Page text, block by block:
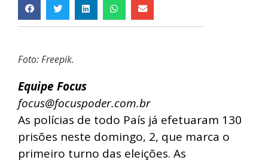
Foto: Freepik.
Equipe Focus
focus@focuspoder.com.br
As polícias de todo País já efetuaram 130
prisões neste domingo, 2, que marca o
primeiro turno das eleições. As